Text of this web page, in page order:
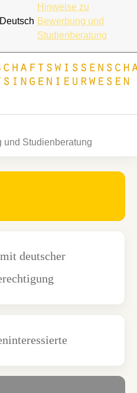
Deutsch
Hinweise zu
Bewerbung und
Studienberatung
und Studienberatung
deutscher